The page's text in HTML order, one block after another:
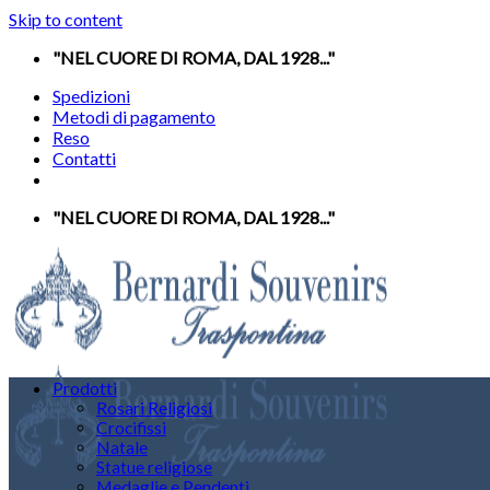
Skip to content
"NEL CUORE DI ROMA, DAL 1928..."
Spedizioni
Metodi di pagamento
Reso
Contatti
"NEL CUORE DI ROMA, DAL 1928..."
Prodotti
Rosari Religiosi
Crocifissi
Natale
Statue religiose